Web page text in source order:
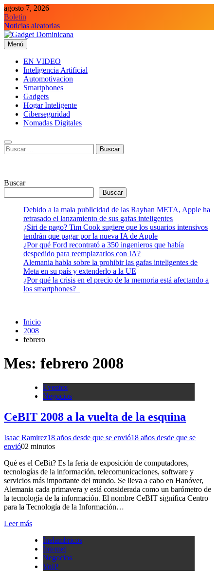
Saltar
al
contenido
agosto 7, 2026
Boletín
Noticias aleatorias
Gadget Dominicana
Gadgets, Autos y Tecnología de consumo
Menú
EN VIDEO
Inteligencia Artificial
Automotivacion
Smartphones
Gadgets
Hogar Inteligente
Ciberseguridad
Nomadas Digitales
Buscar:
Buscar
Buscar
Debido a la mala publicidad de las Rayban META, Apple ha
retrasado el lanzamiento de sus gafas inteligentes
¿Siri de pago? Tim Cook sugiere que los usuarios intensivos
tendrán que pagar por la nueva IA de Apple
¿Por qué Ford recontrató a 350 ingenieros que había
despedido para reemplazarlos con IA?
Alemania habla sobre la prohibir las gafas inteligentes de
Meta en su país y extenderlo a la UE
¿Por qué la crisis en el precio de la memoria está afectando a
los smartphones?
Inicio
2008
febrero
Mes: febrero 2008
Eventos
Negocios
CeBIT 2008 a la vuelta de la esquina
Isaac Ramirez18 años desde que se envió18 años desde que se
envió02 minutos
Qué es el CeBit? Es la feria de exposición de computadores,
tecnologías de la información, telecomunicaciones, software y
servicios más importante del mundo. Se lleva a cabo en Hanóver,
Alemania cada primavera y está considerada como un barómetro de
la tecnología de la información. El nombre CeBIT significa Centro
para la Tecnología de la Información…
Leer más
Inalambricos
Internet
Negocios
VoIP